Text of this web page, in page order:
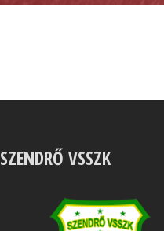
SZENDRŐ VSSZK